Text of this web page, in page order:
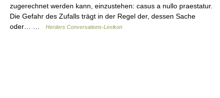
zugerechnet werden kann, einzustehen: casus a nullo praestatur.
Die Gefahr des Zufalls trägt in der Regel der, dessen Sache
oder… …
Herders Conversations-Lexikon